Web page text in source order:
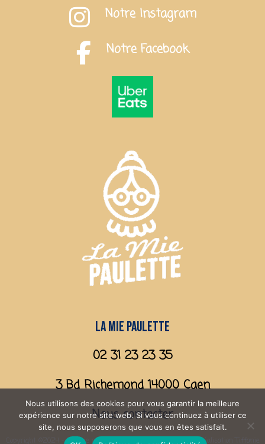
Notre Instagram
Notre Facebook
La mie paulette
02 31 23 23 35
3 Bd Richemond 14000 Caen
Nous contacter
Copyright ©2024 - La mie paulette - Tous droits réservés - Réalisation Tiffanie
Nous utilisons des cookies pour vous garantir la meilleure
expérience sur notre site web. Si vous continuez à utiliser ce
site, nous supposerons que vous en êtes satisfait.